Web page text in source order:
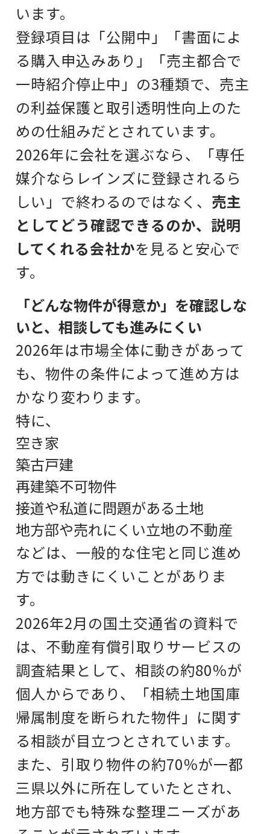
います。
登録項目は「公開中」「書面によ
る購入申込みあり」「売主都合で
一時紹介停止中」の3種類で、売主
の利益保護と取引透明性向上のた
めの仕組みだとされています。
2026年に会社を選ぶなら、
「専任
媒介ならレインズに登録されるら
しい」 で終わるのではなく、 売主
としてどう確認できるのか、説明
してくれる会社かを見ると安心で
す。
「どんな物件が得意か」を確認しな
いと、相談しても進みにくい
2026年は市場全体に動きがあって
も、 物件の条件によって進め方は
かなり変わります。
特に、
空き家
築古戸建
再建築不可物件
接道や私道に問題がある土地
地方部や売れにくい立地の不動産
などは、一般的な住宅と同じ進め
方では動きにくいことがありま
す。
2026年2月の国土交通省の資料で
は、不動産有償引取りサービスの
調査結果として、相談の約80％が
個人からであり、「相続土地国庫
帰属制度を断られた物件」に関す
る相談が目立つとされています。
また、引取り物件の約70％が一都
三県以外に所在していたとされ、
地方部でも特殊な整理ニーズがあ